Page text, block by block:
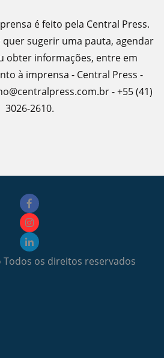
é feito pela Central Press.
quer sugerir uma pauta, agendar
obter informações, entre em
à imprensa - Central Press -
- +55 (41)
3026-2610.
Todos os direitos reservados